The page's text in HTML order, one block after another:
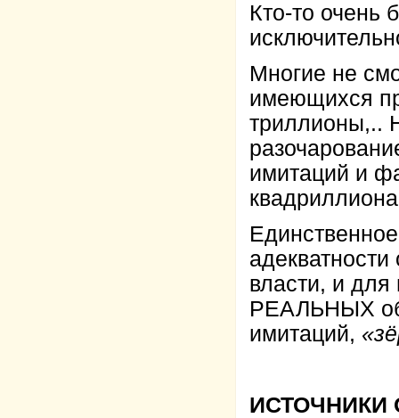
Кто-то очень
Многие не
имеющихся
триллионы,..
имитаций и
власти, и
РЕАЛЬНЫХ
имитаций,
ИСТОЧНИКИ